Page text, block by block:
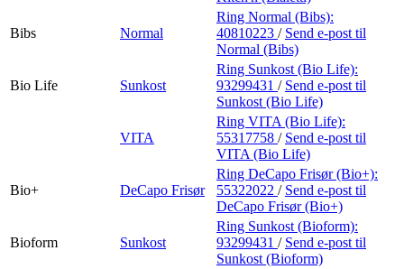
Bibs Normal
Ring Normal (Bibs):
40810223 / Send e-post til
Normal (Bibs)
Bio Life Sunkost
Ring Sunkost (Bio Life):
93299431 / Send e-post til
Sunkost (Bio Life)
VITA
Ring VITA (Bio Life):
55317758 / Send e-post til
VITA (Bio Life)
Bio+ DeCapo Frisør
Ring DeCapo Frisør (Bio+):
55322022 / Send e-post til
DeCapo Frisør (Bio+)
Bioform Sunkost
Ring Sunkost (Bioform):
93299431 / Send e-post til
Sunkost (Bioform)